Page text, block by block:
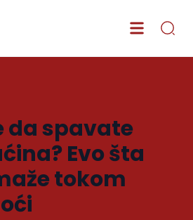
da spavate
Evo šta
tokom